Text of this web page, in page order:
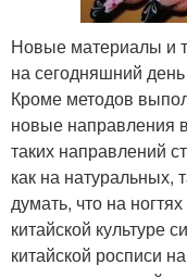
Новые материалы и
на сегодняшний
Кроме методов
новые направления
таких направлений
как на натуральных,
думать, что на
китайской культуре
китайской росписи